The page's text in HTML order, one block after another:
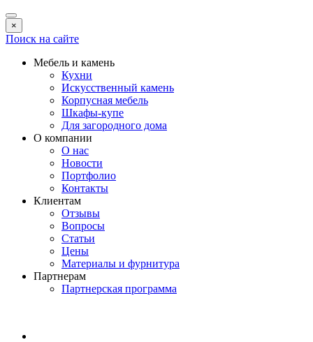
×
Поиск на сайте
Мебель и камень
Кухни
Искусственный камень
Корпусная мебель
Шкафы-купе
Для загородного дома
О компании
О нас
Новости
Портфолио
Контакты
Клиентам
Отзывы
Вопросы
Статьи
Цены
Материалы и фурнитура
Партнерам
Партнерская программа